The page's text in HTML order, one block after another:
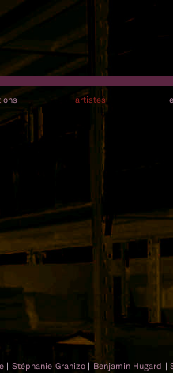
artistes
| Stéphanie Granizo | Benjamin Hugard |